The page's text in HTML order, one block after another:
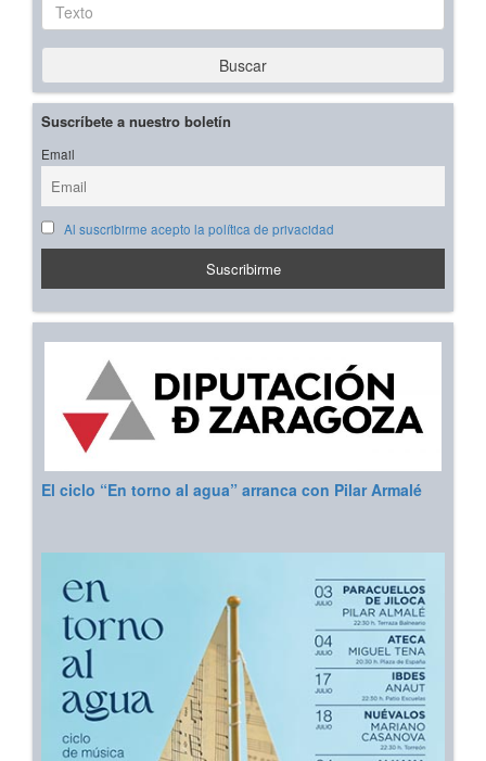
Buscar
Suscríbete a nuestro boletín
Email
Al suscribirme acepto la política de privacidad
El ciclo “En torno al agua” arranca con Pilar Armalé